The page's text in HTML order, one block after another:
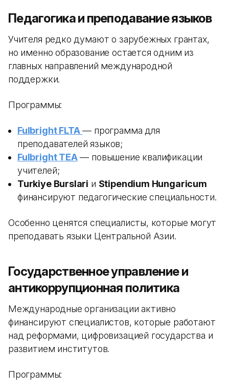
Педагогика и преподавание языков
Учителя редко думают о зарубежных грантах,
но именно образование остается одним из
главных направлений международной
поддержки.
Программы:
Fulbright FLTA — программа для
преподавателей языков;
Fulbright TEA— повышение квалификации
учителей;
Turkiye Burslari и Stipendium Hungaricum
финансируют педагогические специальности.
Особенно ценятся специалисты, которые могут
преподавать языки Центральной Азии.
Государственное управление и
антикоррупционная политика
Международные организации активно
финансируют специалистов, которые работают
над реформами, цифровизацией государства и
развитием институтов.
Программы: